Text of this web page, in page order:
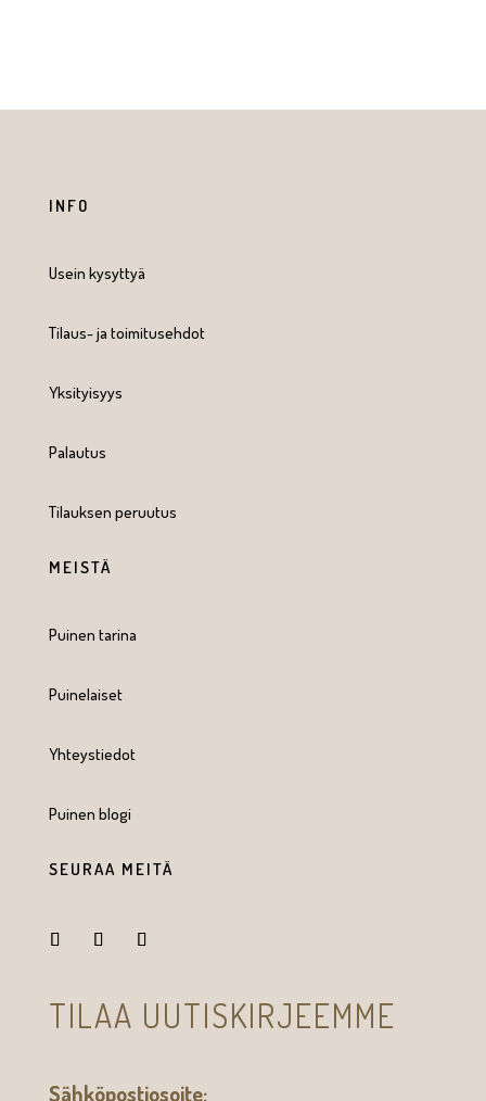
INFO
Usein kysyttyä
Tilaus- ja toimitusehdot
Yksityisyys
Palautus
Tilauksen peruutus
MEISTÄ
Puinen tarina
Puinelaiset
Yhteystiedot
Puinen blogi
SEURAA MEITÄ
TILAA UUTISKIRJEEMME
Sähköpostiosoite: